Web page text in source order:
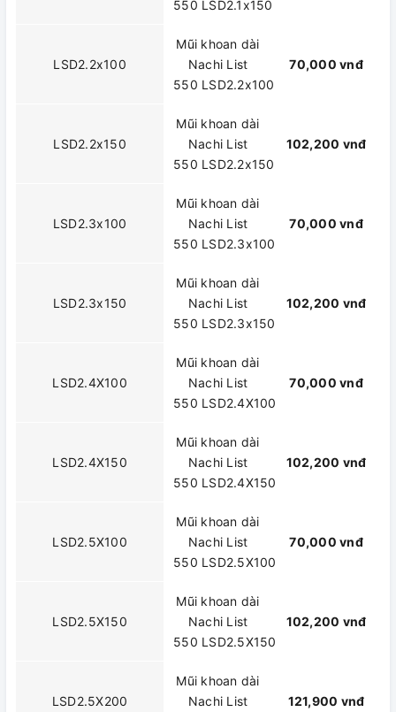
550 LSD2.1x150
LSD2.2x100
Mũi khoan dài
Nachi List
550 LSD2.2x100
70,000 vnđ
LSD2.2x150
Mũi khoan dài
Nachi List
550 LSD2.2x150
102,200 vnđ
LSD2.3x100
Mũi khoan dài
Nachi List
550 LSD2.3x100
70,000 vnđ
LSD2.3x150
Mũi khoan dài
Nachi List
550 LSD2.3x150
102,200 vnđ
LSD2.4X100
Mũi khoan dài
Nachi List
550 LSD2.4X100
70,000 vnđ
LSD2.4X150
Mũi khoan dài
Nachi List
550 LSD2.4X150
102,200 vnđ
LSD2.5X100
Mũi khoan dài
Nachi List
550 LSD2.5X100
70,000 vnđ
LSD2.5X150
Mũi khoan dài
Nachi List
550 LSD2.5X150
102,200 vnđ
LSD2.5X200
Mũi khoan dài
Nachi List
121,900 vnđ